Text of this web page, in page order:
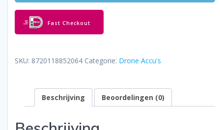
Geschikt
Voor
LUXWALLET
Tinyque
Fast Checkout
SKU: 8720118852064 Categorie: Drone Accu's
Beschrijving Beoordelingen (0)